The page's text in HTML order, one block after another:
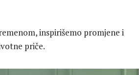
inspirišemo promjene i
priče.